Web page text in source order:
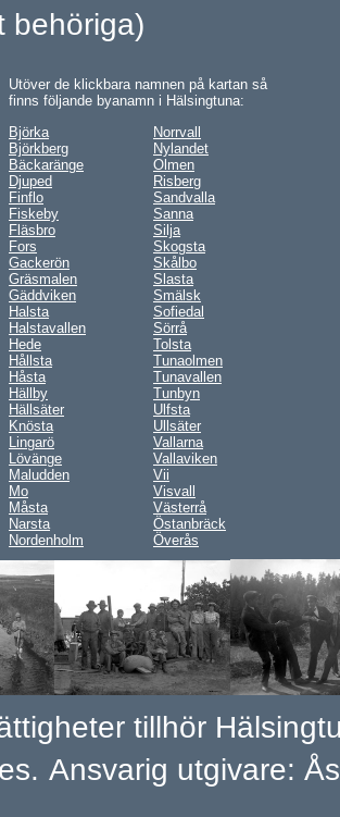
behöriga)
Utöver de klickbara namnen på kartan så
finns följande byanamn i Hälsingtuna:
Björka
Björkberg
Bäckaränge
Djuped
Finflo
Fiskeby
Fläsbro
Fors
Gackerön
Gräsmalen
Gäddviken
Halsta
Halstavallen
Hede
Hållsta
Håsta
Hällby
Hällsäter
Knösta
Lingarö
Lövänge
Maludden
Mo
Måsta
Narsta
Nordenholm
Norrvall
Nylandet
Olmen
Risberg
Sandvalla
Sanna
Silja
Skogsta
Skålbo
Slasta
Smälsk
Sofiedal
Sörrå
Tolsta
Tunaolmen
Tunavallen
Tunbyn
Ulfsta
Ullsäter
Vallarna
Vallaviken
Vii
Visvall
Västerrå
Östanbräck
Överås
tillhör
Ansvarig utgivare: